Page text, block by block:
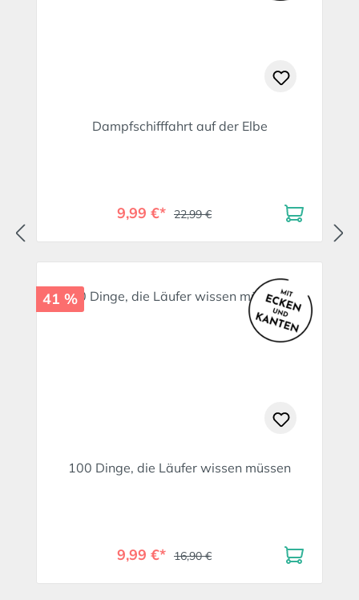
Dampfschifffahrt auf der Elbe
9,99 €* 22,99 €
41 %
100 Dinge, die Läufer wissen müssen
9,99 €* 16,90 €